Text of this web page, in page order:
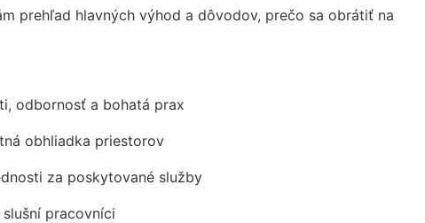
prehľad hlavných výhod a dôvodov, prečo sa obrátiť na
odbornosť a bohatá prax
obhliadka priestorov
za poskytované služby
pracovníci